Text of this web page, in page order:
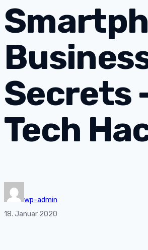
Secrets
Tech
wp-admin
18. Januar 2020